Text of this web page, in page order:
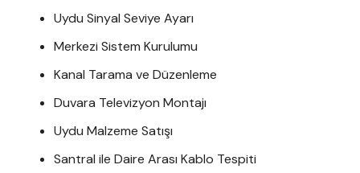
Uydu Sinyal Seviye Ayarı
Merkezi Sistem Kurulumu
Kanal Tarama ve Düzenleme
Duvara Televizyon Montajı
Uydu Malzeme Satışı
Santral ile Daire Arası Kablo Tespiti